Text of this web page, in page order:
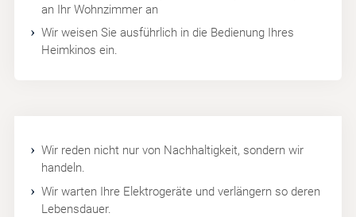
an Ihr Wohnzimmer an
Wir weisen Sie ausführlich in die Bedienung Ihres
Heimkinos ein.
Wir reden nicht nur von Nachhaltigkeit, sondern wir
handeln.
Wir warten Ihre Elektrogeräte und verlängern so deren
Lebensdauer.